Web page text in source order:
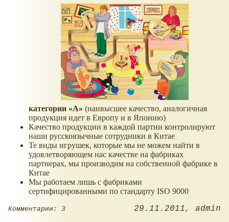
категории «A» (наивысшее качество, аналогичная
продукция идет в Европу и в Японию)
Качество продукции в каждой партии контролируют
наши русскоязычные сотрудники в Китае
Те виды игрушек, которые мы не можем найти в
удовлетворяющем нас качестве на фабриках
партнерах, мы производим на собственной фабрике в
Китае
Мы работаем лишь с фабриками
сертифицированными по стандарту ISO 9000
Комментарии: 3 29.11.2011 admin